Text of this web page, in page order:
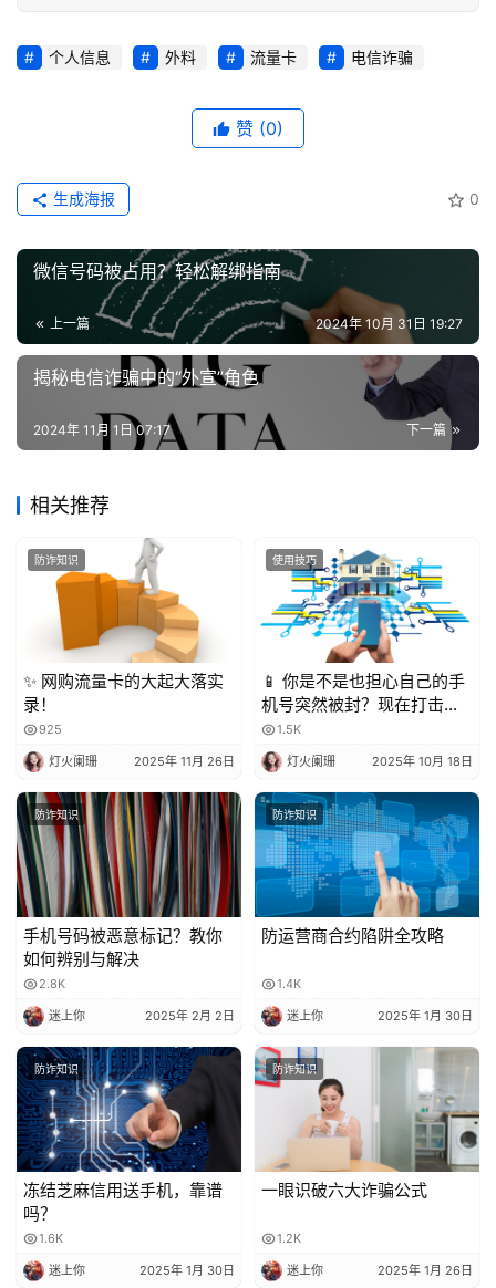
增
业 个人信息 外料 流量卡 电信诈骗
赞 (0)
0
生成海报
微信号码被占用？轻松解绑指南
上一篇 2024年 10月 31日 19:27
揭秘电信诈骗中的“外宣”角色
下一篇
2024年 11月 1日 07:17
相关推荐
防诈知识
✨ 网购流量卡的大起大落实
录！
925
灯火阑珊 2025年 11月 26日
使用技巧
📱 你是不是也担心自己的手
机号突然被封？现在打击骚
扰电话越来越严格，一不小
心就可能中招！今天就来聊
聊，到底被多少人标记会封
号？又该怎么避免？
1.5K
灯火阑珊 2025年 10月 18日
防诈知识
手机号码被恶意标记？教你
如何辨别与解决
2.8K
迷上你 2025年 2月 2日
防诈知识
防运营商合约陷阱全攻略
1.4K
迷上你 2025年 1月 30日
防诈知识
冻结芝麻信用送手机，靠谱
吗？
1.6K
迷上你 2025年 1月 30日
防诈知识
一眼识破六大诈骗公式
1.2K
迷上你 2025年 1月 26日